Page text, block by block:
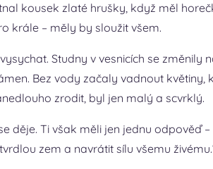
kousek zlaté hrušky, když měl
krále – měly by sloužit všem.
Studny v vesnicích se
Bez vody začaly vadnout
zrodit, byl jen malý a scvrklý.
Ti však měli jen jednu odpověď
zem a navrátit sílu všemu